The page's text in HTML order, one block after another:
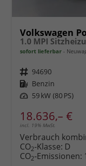
Volkswagen
sofort lieferbar
Fahrzeugnr. 94690
Kraftstoff Benzin
Leistung 59 kW (80 PS)
18.636,– €
incl. 19% MwSt.
Verbrauch
CO2-Klasse: D
CO2-Emissionen: